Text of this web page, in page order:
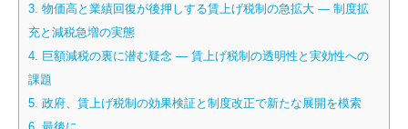
3. 物価高と業績回復が後押しする賃上げ税制の急拡大 ― 制度拡
充と減税急増の実態
4. 巨額減税の裏に潜む疑念 ― 賃上げ税制の透明性と実効性への
課題
5. 政府、賃上げ税制の効果検証と制度改正で新たな展開を模索